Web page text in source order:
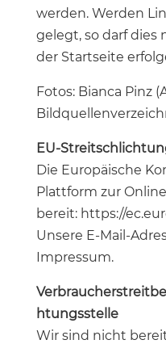
werden. Werden
gelegt, so darf
der Startseite
Fotos: Bianca Pinz
EU-
Die Europäische
Plattform zur
bereit: https://
Unsere E-Mail-
Impressum.
htungsstelle
Wir sind nicht